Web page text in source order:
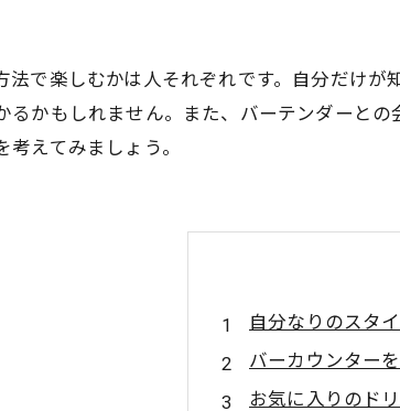
法で楽しむかは人それぞれです。自分だけ
るかもしれません。また、バーテンダーと
えてみましょう。
自分なりのスタ
バーカウンター
お気に入りのド